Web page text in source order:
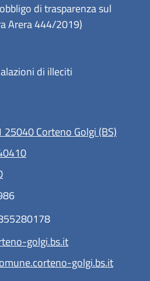
di trasparenza sul
Arera 444/2019)
di illeciti
25040 Corteno Golgi (BS)
golgi.bs.it
golgi.bs.it